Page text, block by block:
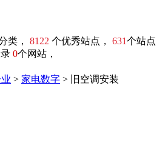
类， 8122 个优秀站点， 631个站点
0个网站，
> 家电数字 > 旧空调安装